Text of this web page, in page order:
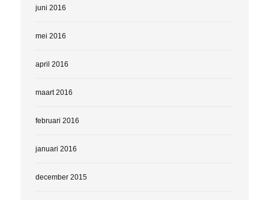
juni 2016
mei 2016
april 2016
maart 2016
februari 2016
januari 2016
december 2015